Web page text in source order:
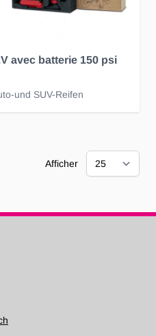
avec batterie 150 psi
und SUV-Reifen
Afficher